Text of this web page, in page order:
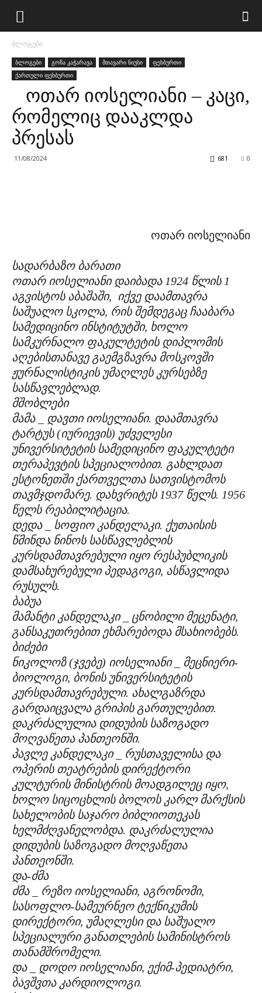
ბლოგები
ბლოგები გოჩა კაჭარავა მთავარი ნიუსი
ფეხბურთი
ქართული ფეხბურთი
ოთარ იოსელიანი – კაცი,
რომელიც დააკლდა
პრესას
11/08/2024 0
681
ოთარ იოსელიანი
სადარბაზო ბარათი
ოთარ იოსელიანი დაიბადა 1924 წლის 1
აგვისტოს აბაშაში, იქვე დაამთავრა
საშუალო სკოლა, რის შემდეგაც ჩააბარა
სამედიცინო ინსტიტუტში, ხოლო
სამკურნალო ფაკულტეტის დიპლომის
აღებისთანავე გაემგზავრა მოსკოვში
ჟურნალისტიკის უმაღლეს კურსებზე
სასწავლებლად.
მშობლები
მამა _ დავთი იოსელიანი. დაამთავრა
ტარტუს (იურიევის) უძველესი
უნივერსიტეტის სამედიცინო ფაკულტეტი
თერაპევტის სპეციალობით. გახლდათ
ესტონეთში ქართველთა სათვისტომოს
თავმჯდომარე. დახვრიტეს 1937 წელს. 1956
წელს რეაბილიტაცია.
დედა _ სოფიო კანდელაკი. ქუთაისის
წმინდა ნინოს სასწავლებლის
კურსდამთავრებული იყო რესპუბლიკის
დამსახურებული პედაგოგი, ასწავლიდა
რუსულს.
ბაბუა
მამანტი კანდელაკი _ ცნობილი მეცენატი,
განსაკუთრებით ეხმარებოდა მსახიობებს.
ბიძები
ნიკოლოზ (ჯვებე) იოსელიანი _ მეცნიერი-
ბიოლოგი, ბონის უნივერსიტეტის
კურსდამთავრებული. ახალგაზრდა
გარდაიცვალა გრიპის გართულებით.
დაკრძალულია დიდუბის საზოგადო
მოღვაწეთა პანთეონში.
პავლე კანდელაკი _ რუსთაველისა და
ოპერის თეატრების დირექტორი
კულტურის მინისტრის მოადგილეც იყო,
ხოლო სიცოცხლის ბოლოს კარლ მარქსის
სახელობის საჯარო ბიბლიოთეკას
ხელმძღვანელობდა. დაკრძალულია
დიდუბის საზოგადო მოღვაწეთა
პანთეონში.
და-ძმა
ძმა _ რეზო იოსელიანი, აგრონომი,
სასოფლო-სამეურნეო ტექნიკუმის
დირექტორი, უმაღლესი და საშუალო
სპეციალური განათლების სამინისტროს
თანამშრომელი.
და _ დოდო იოსელიანი, ექიმ-პედიატრი,
ბავშვთა კარდიოლოგი.